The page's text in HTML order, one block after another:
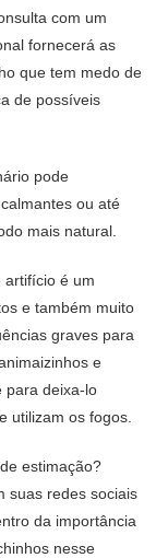
com um
fornecerá as
que tem medo de
de possíveis
pode
ou até
mais natural.
artifício é um
e também muito
graves para
e
para deixa-lo
utilizam os fogos.
estimação?
suas redes sociais
da importância
nesse